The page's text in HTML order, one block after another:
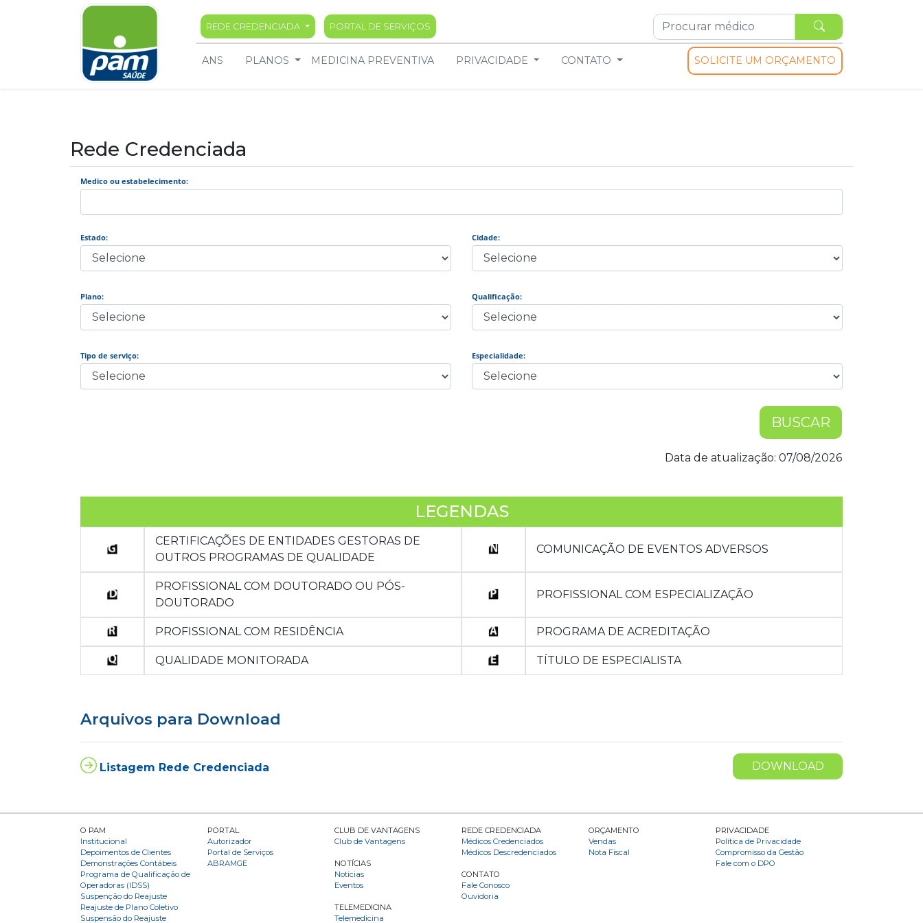
REDE CREDENCIADA PORTAL DE SERVIÇOS
ANS PLANOS Toggle Dropdown
MEDICINA PREVENTIVA PRIVACIDADE CONTATO SOLICITE UM ORÇAMENTO
Rede Credenciada
Medico ou estabelecimento:
Estado: Cidade:
Plano: Qualificação:
Tipo de serviço: Especialidade:
BUSCAR
Data de atualização: 07/08/2026
LEGENDAS
CERTIFICAÇÕES DE ENTIDADES GESTORAS DE
OUTROS PROGRAMAS DE QUALIDADE
COMUNICAÇÃO DE EVENTOS ADVERSOS
PROFISSIONAL COM DOUTORADO OU PÓS-
DOUTORADO
PROFISSIONAL COM ESPECIALIZAÇÃO
PROFISSIONAL COM RESIDÊNCIA PROGRAMA DE ACREDITAÇÃO
QUALIDADE MONITORADA TÍTULO DE ESPECIALISTA
Arquivos para Download
Listagem Rede Credenciada DOWNLOAD
O PAM
Institucional
Depoimentos de Clientes
Demonstrações Contábeis
Programa de Qualificação de
Operadoras (IDSS)
Suspenção do Reajuste
Reajuste de Plano Coletivo
Suspensão do Reajuste
PORTAL
Autorizador
Portal de Serviços
ABRAMGE
CLUB DE VANTAGENS
Club de Vantagens
NOTÍCIAS
Notícias
Eventos
TELEMEDICINA
Telemedicina
REDE CREDENCIADA
Médicos Credenciados
Médicos Descredenciados
CONTATO
Fale Conosco
Ouvidoria
ORÇAMENTO
Vendas
Nota Fiscal
PRIVACIDADE
Política de Privacidade
Compromisso da Gestão
Fale com o DPO